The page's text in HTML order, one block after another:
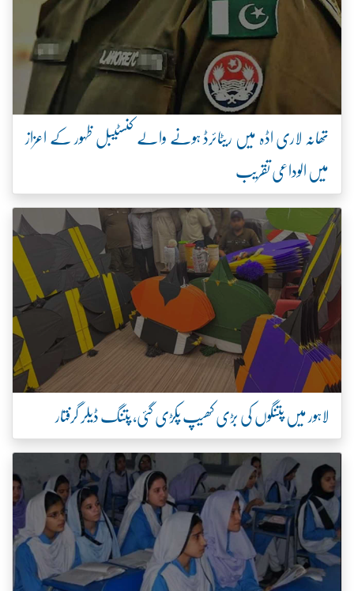
تھانہ لاری اڈہ میں ریٹائرڈ ہونے والے کنسٹیبل ظہور کے اعزاز
میں الوداعی تقریب
لاہور میں پتنگوں کی بڑی کھیپ پکڑی گئی، پتنگ ڈیلر گرفتار